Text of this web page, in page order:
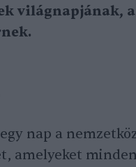
világnapjának,
nap a
amelyeket